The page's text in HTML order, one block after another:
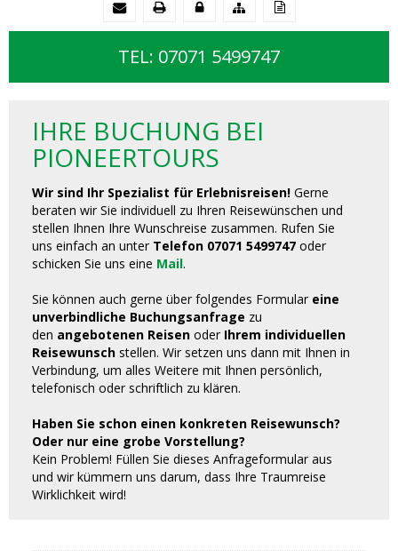
TEL: 07071 5499747
IHRE BUCHUNG BEI
PIONEERTOURS
Wir sind Ihr Spezialist für Erlebnisreisen!Gerne
beraten wir Sie individuell zu Ihren Reisewünschen und
stellen Ihnen Ihre Wunschreise zusammen. Rufen Sie
uns einfach an unter Telefon 07071 5499747oder
schicken Sie uns eine Mail.
Sie können auch gerne über folgendes Formular eine
unverbindliche Buchungsanfrage zu
den angebotenen Reisenoder Ihrem individuellen
Reisewunschstellen. Wir setzen uns dann mit Ihnen in
Verbindung, um alles Weitere mit Ihnen persönlich,
telefonisch oder schriftlich zu klären.
Haben Sie schon einen konkreten Reisewunsch?
Oder nur eine grobe Vorstellung?
Kein Problem! Füllen Sie dieses Anfrageformular aus
und wir kümmern uns darum, dass Ihre Traumreise
Wirklichkeit wird!